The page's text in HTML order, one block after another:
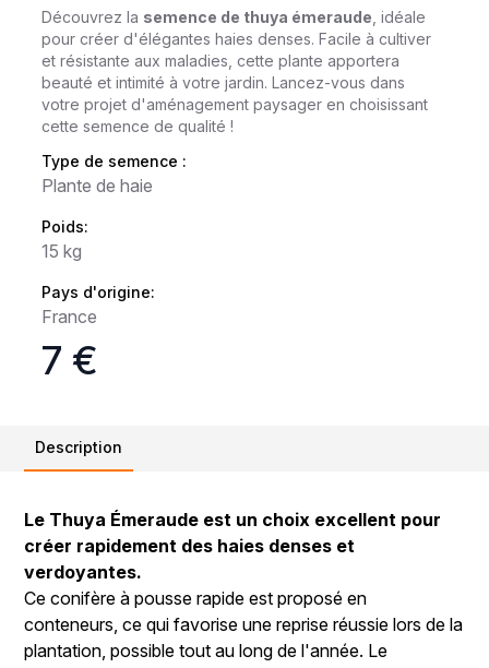
Découvrez la semence de thuya émeraude, idéale
pour créer d'élégantes haies denses. Facile à cultiver
et résistante aux maladies, cette plante apportera
beauté et intimité à votre jardin. Lancez-vous dans
votre projet d'aménagement paysager en choisissant
cette semence de qualité !
Type de semence :
Plante de haie
Poids:
15 kg
Pays d'origine:
France
7 €
Description
Le Thuya Émeraude est un choix excellent pour
créer rapidement des haies denses et
verdoyantes.
Ce conifère à pousse rapide est proposé en
conteneurs, ce qui favorise une reprise réussie lors de la
plantation, possible tout au long de l'année. Le